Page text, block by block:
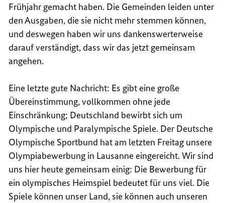
Frühjahr gemacht haben. Die Gemeinden leiden unter
den Ausgaben, die sie nicht mehr stemmen können,
und deswegen haben wir uns dankenswerterweise
darauf verständigt, dass wir das jetzt gemeinsam
angehen.
Eine letzte gute Nachricht: Es gibt eine große
Übereinstimmung, vollkommen ohne jede
Einschränkung; Deutschland bewirbt sich um
Olympische und Paralympische Spiele. Der Deutsche
Olympische Sportbund hat am letzten Freitag unsere
Olympiabewerbung in Lausanne eingereicht. Wir sind
uns hier heute gemeinsam einig: Die Bewerbung für
ein olympisches Heimspiel bedeutet für uns viel. Die
Spiele können unser Land, sie können auch unseren